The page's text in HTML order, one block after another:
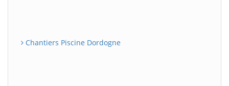
Chantiers Piscine Dordogne